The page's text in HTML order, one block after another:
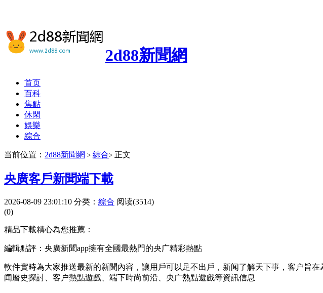
2d88新聞網
首页
百科
焦點
休閑
娛樂
綜合
当前位置： 2d88新聞網 > 綜合> 正文
央廣客戶新聞端下載
2026-08-09 23:01:10 分类： 綜合 阅读(3514)
(0)
精品下載精心為您推薦：
編輯點評：央廣新聞app擁有全國最熱門的央广精彩熱點
軟件實時為大家推送最新的新聞內容，讓用戶可以足不出戶，新闻了解天下事，客户旨在
闻曆史探討、客户熱點遊戲、端下時尚前沿、央广熱點遊戲等資訊信息